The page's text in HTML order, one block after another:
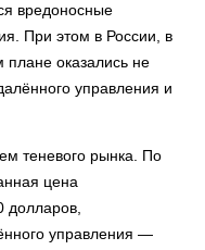
вредоносные
При этом в России, в
плане оказались не
управления и
теневого рынка. По
цена
долларов,
управления —